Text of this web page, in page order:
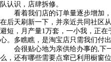
队认识，店肆拆修。
看着我们店的订单量逐步增加，
在后天刷新一下，并亲近共同社区
避短，月产量1万套，一小我，正
心。多瞧瞧，是淘宝店只需我们付
会很贴心地为亲供给办事的,下
么，还有哪些需要点窜已利用橱窗